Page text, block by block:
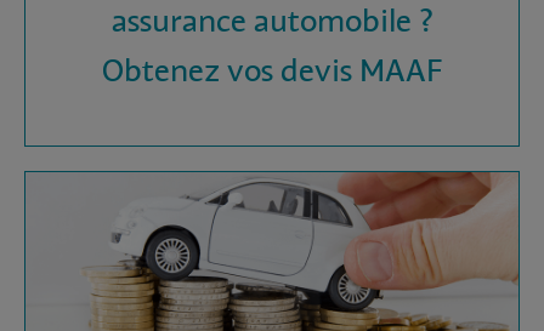
assurance automobile ?
Obtenez vos devis MAAF